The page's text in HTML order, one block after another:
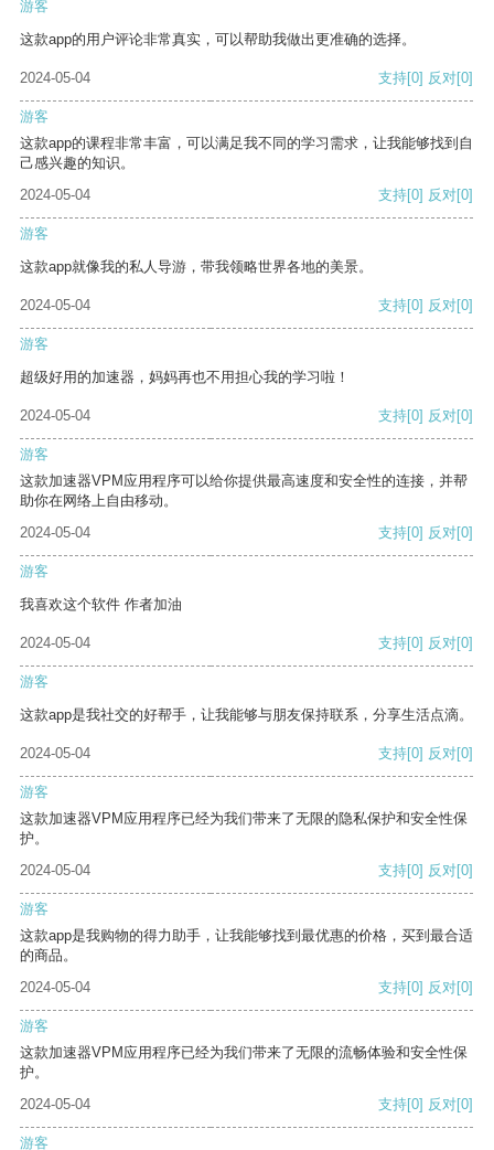
游客
这款app的用户评论非常真实，可以帮助我做出更准确的选择。
2024-05-04 支持[0] 反对[0]
游客
这款app的课程非常丰富，可以满足我不同的学习需求，让我能够找到自
己感兴趣的知识。
2024-05-04
支持[0] 反对[0]
游客
这款app就像我的私人导游，带我领略世界各地的美景。
2024-05-04 支持[0] 反对[0]
游客
超级好用的加速器，妈妈再也不用担心我的学习啦！
2024-05-04 支持[0] 反对[0]
游客
这款加速器VPM应用程序可以给你提供最高速度和安全性的连接，并帮
助你在网络上自由移动。
2024-05-04
支持[0] 反对[0]
游客
我喜欢这个软件 作者加油
2024-05-04 支持[0] 反对[0]
游客
这款app是我社交的好帮手，让我能够与朋友保持联系，分享生活点滴。
2024-05-04 支持[0] 反对[0]
游客
这款加速器VPM应用程序已经为我们带来了无限的隐私保护和安全性保
护。
2024-05-04
支持[0] 反对[0]
游客
这款app是我购物的得力助手，让我能够找到最优惠的价格，买到最合适
的商品。
2024-05-04
支持[0] 反对[0]
游客
这款加速器VPM应用程序已经为我们带来了无限的流畅体验和安全性保
护。
2024-05-04
支持[0] 反对[0]
游客